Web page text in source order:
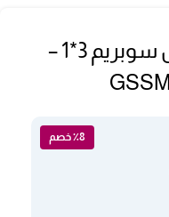
سخان ساندويتش جنرال سوبريم 3*1 –
٪8 خصم